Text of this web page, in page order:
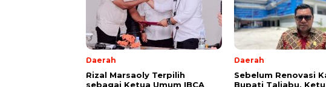
Daerah
Rizal Marsaoly Terpilih
sebagai Ketua Umum IBCA
Daerah
Sebelum Renovasi
Bupati Taliabu,